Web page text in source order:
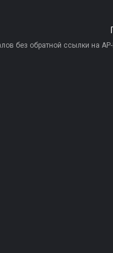
без обратной ссылки на